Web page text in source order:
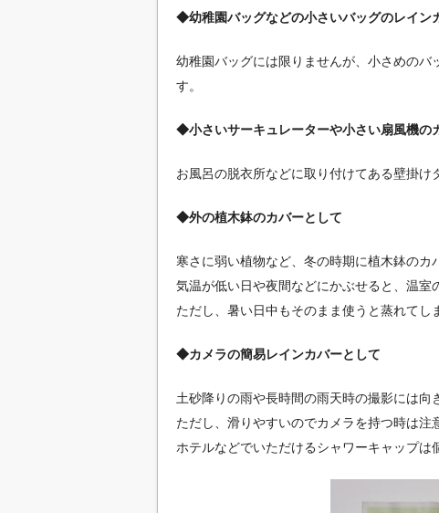
◆幼稚園バッグなどの小さいバッグのレイン
幼稚園バッグには限りませんが、小さめのバ
す。
◆小さいサーキュレーターや小さい扇風機の
お風呂の脱衣所などに取り付けてある壁掛け
◆外の植木鉢のカバーとして
寒さに弱い植物など、冬の時期に植木鉢のカ
気温が低い日や夜間などにかぶせると、温室
ただし、暑い日中もそのまま使うと蒸れてし
◆カメラの簡易レインカバーとして
土砂降りの雨や長時間の雨天時の撮影には向
ただし、滑りやすいのでカメラを持つ時は注
ホテルなどでいただけるシャワーキャップは